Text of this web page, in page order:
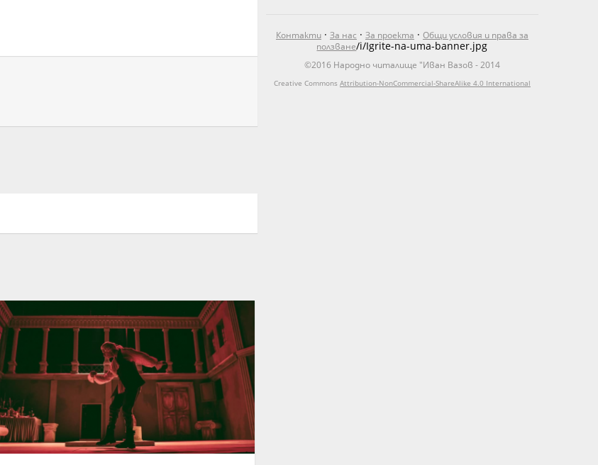
Контакти· За нас · За проекта · Общи условия и права за
ползване/i/Igrite-na-uma-banner.jpg
©2016 Народно читалище "Иван Вазов - 2014
Creative Commons Attribution-NonCommercial-ShareAlike 4.0 International